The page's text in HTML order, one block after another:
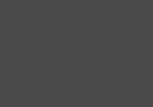
quantità